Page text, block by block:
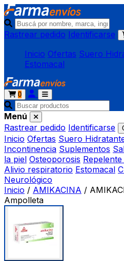
Rastrear pedido Identificarse
Inicio Ofertas Suero
Estomacal
0
Menú
Rastrear pedido Identificarse
Inicio Ofertas Suero
Incontinencia Suplementos
la piel Osteoporosis
Alivio respiratorio Estomacal
Neurológico
Inicio / AMIKACINA /
Ampolleta